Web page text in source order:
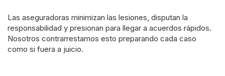
Las aseguradoras minimizan las lesiones, disputan la
responsabilidad y presionan para llegar a acuerdos rápidos.
Nosotros contrarrestamos esto preparando cada caso
como si fuera a juicio.